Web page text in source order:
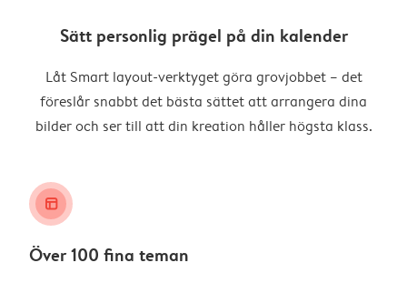
Sätt personlig prägel på din kalender
Låt Smart layout-verktyget göra grovjobbet – det
föreslår snabbt det bästa sättet att arrangera dina
bilder och ser till att din kreation håller högsta klass.
layout_alt
Över 100 fina teman